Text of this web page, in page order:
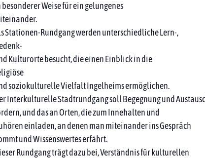
besonderer Weise für ein gelungenes
Stationen-Rundgang werden unterschiedliche Lern-,
Kulturorte besucht, die einen Einblick in die
soziokulturelle Vielfalt Ingelheims ermöglichen.
Interkulturelle Stadtrundgang soll Begegnung und
und das an Orten, die zum Innehalten und
einladen, an denen man miteinander ins Gespräch
und Wissenswertes erfährt.
Rundgang trägt dazu bei, Verständnis für kulturellen